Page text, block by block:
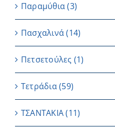
Παραμύθια (3)
Πασχαλινά (14)
Πετσετούλες (1)
Τετράδια(59)
ΤΣΑΝΤΑΚΙΑ (11)